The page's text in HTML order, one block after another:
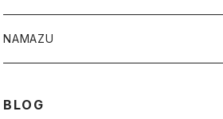
ディープスワイパー
NAMAZU
BLOG